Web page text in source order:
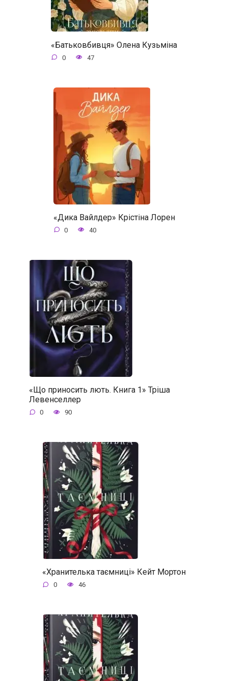
«Батьковбивця» Олена Кузьміна
0 47
«Дика Вайлдер» Крістіна Лорен
0 40
«Що приносить лють. Книга 1» Тріша
Левенселлер
0 90
«Хранителька таємниці» Кейт Мортон
0 46